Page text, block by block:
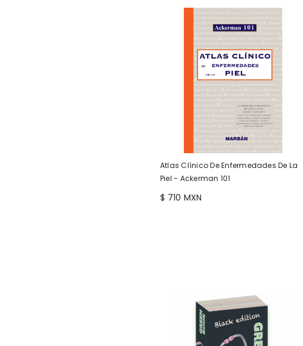
Atlas Clínico De Enfermedades De La
Piel - Ackerman 101
$ 710 MXN